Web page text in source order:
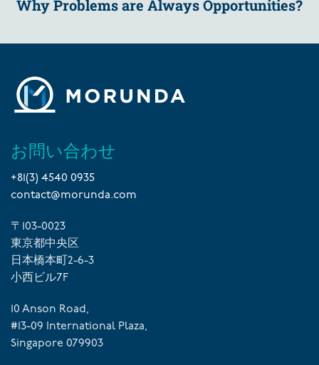
Why Problems are Always Opportunities?
お問い合わせ
+81(3) 4540 0935
contact@morunda.com
〒103-0023
東京都中央区
日本橋本町2-6-3
小西ビル7F
10 Anson Road,
#13-09 International Plaza,
Singapore 079903